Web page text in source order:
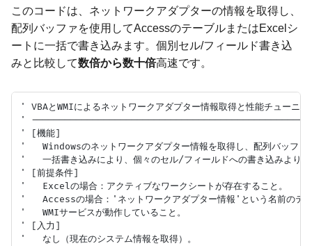
このコードは、ネットワークアダプターの情報を取得し、
配列バッファを使用してAccessのテーブルまたはExcelシ
ートに一括で書き込みます。個別セル/フィールド書き込
みと比較して数倍から数十倍高速です。
' VBAとWMIによるネットワークアダプター情報取得と性能チューニン
'
' [機能]
'   Windowsのネットワークアダプター情報を取得し、配列バッフ
'   一括書き込みにより、個々のセル/フィールドへの書き込みよりも
' [前提条件]
'   Excelの場合：アクティブなワークシートが存在すること。
'   Accessの場合：'ネットワークアダプター情報'という名前のテー
'   WMIサービスが動作していること。
' [入力]
'   なし（現在のシステム情報を取得）。